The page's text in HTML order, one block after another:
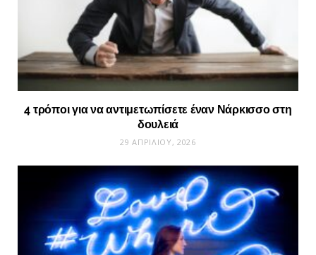
4 τρόποι για να αντιμετωπίσετε έναν Νάρκισσο στη
δουλειά
29 ΑΠΡΙΛΊΟΥ, 2026